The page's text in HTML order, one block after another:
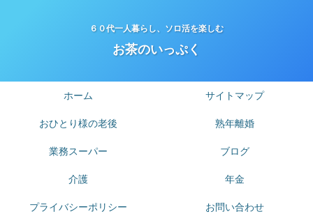
６０代一人暮らし、ソロ活を楽しむ
お茶のいっぷく
ホーム サイトマップ
おひとり様の老後 熟年離婚
業務スーパー ブログ
介護 年金
プライバシーポリシー お問い合わせ